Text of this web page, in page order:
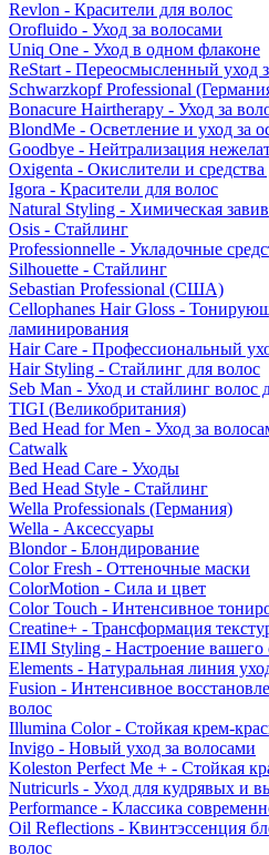
Revlon - Красители для волос
Orofluido - Уход за волосами
Uniq One - Уход в одном флаконе
ReStart - Переосмысленный уход
Schwarzkopf Professional
Bonacure Hairtherapy - Уход за
BlondMe - Осветление и уход за
Goodbye - Нейтрализация
Oxigenta - Окислители и
Igora - Красители для волос
Natural Styling - Химическая
Osis - Стайлинг
Professionnelle - Укладочные
Silhouette - Стайлинг
Sebastian Professional (США)
Cellophanes Hair Gloss -
ламинирования
Hair Care - Профессиональный
Hair Styling - Стайлинг для волос
Seb Man - Уход и стайлинг волос
TIGI (Великобритания)
Bed Head for Men - Уход за
Catwalk
Bed Head Care - Уходы
Bed Head Style - Стайлинг
Wella Professionals (Германия)
Wella - Аксессуары
Blondor - Блондирование
Color Fresh - Оттеночные маски
ColorMotion - Сила и цвет
Color Touch - Интенсивное
Creatine+ - Трансформация
EIMI Styling - Настроение вашего
Elements - Натуральная линия
Fusion - Интенсивное
волос
Illumina Color - Стойкая крем-
Invigo - Новый уход за волосами
Koleston Perfect Me + - Стойкая
Nutricurls - Уход для кудрявых и
Performance - Классика
Oil Reflections - Квинтэссенция
волос